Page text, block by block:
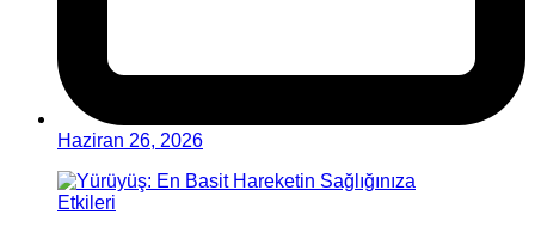
Haziran 26, 2026